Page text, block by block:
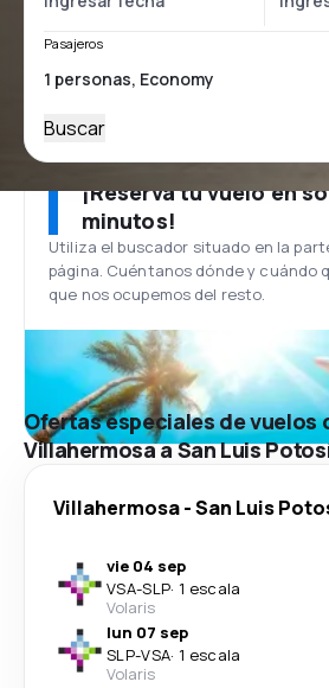
Pasajeros
Buscar
¡Reserva tu vuelo en
minutos!
Utiliza el buscador situado en la
página. Cuéntanos dónde y cuándo
que nos ocupemos del resto.
Ofertas especiales de vuelos
Villahermosa a San Luis
Villahermosa-San Luis
vie 04 sep
VSA-SLP· 1 escala
Volaris
lun 07 sep
SLP-VSA· 1 escala
Volaris